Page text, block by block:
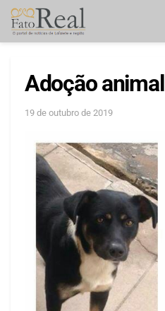
Adoção animal
19 de outubro de 2019